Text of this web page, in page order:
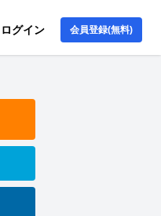
ログイン 会員登録(無料)